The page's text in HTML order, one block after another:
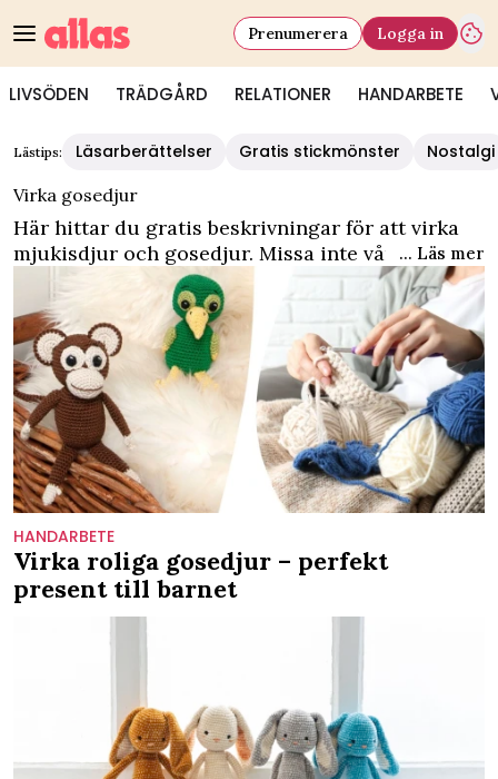
LIVSÖDEN TRÄDGÅRD RELATIONER HANDARBETE
Prenumerera Logga in
Lästips: Läsarberättelser Gratis stickmönster
Nostalgi
Virka gosedjur
Här hittar du gratis beskrivningar för att virka
mjukisdjur och gosedjur. Missa inte våra enkla
... Läs mer
HANDARBETE
Virka roliga gosedjur – perfekt
present till barnet